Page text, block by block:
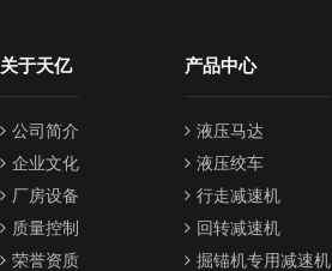
关于天亿
公司简介
企业文化
厂房设备
质量控制
荣誉资质
产品中心
液压马达
液压绞车
行走减速机
回转减速机
掘锚机专用减速机